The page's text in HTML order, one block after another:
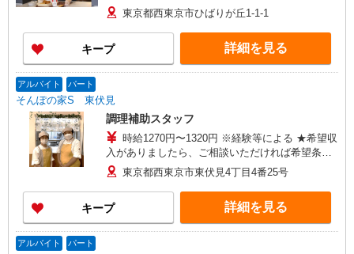
東京都西東京市ひばりが丘1-1-1
キープ 詳細を見る
アルバイト パート
そんぽの家S 東伏見
調理補助スタッフ
時給1270円〜1320円 ※経験等による ★希望収
入がありましたら、ご相談いただければ希望条件
に合うかの確認もいたします。 ★時間外手当別途
支給 ★上記金額は働きがい向上手当を含みます。
★働きがい向上手当※26年6月改定（地域により異
なる） 社会保険加入者は更に＋50円
東京都西東京市東伏見4丁目4番25号
キープ 詳細を見る
アルバイト パート